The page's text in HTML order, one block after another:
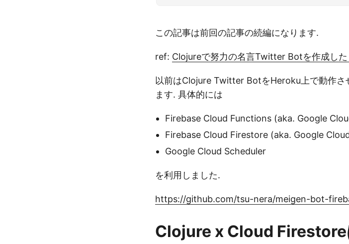
この記事は前回の記事の続編になります.
ref: Clojureで努力の名言Twitter Botを作成し
以前はClojure Twitter BotをHeroku上で動作さ
ます. 具体的には
Firebase Cloud Functions (aka. Google
Firebase Cloud Firestore (aka. Google
Google Cloud Scheduler
を利用しました.
https://github.com/tsu-nera/meigen-bot-
Clojure x Cloud Firestore